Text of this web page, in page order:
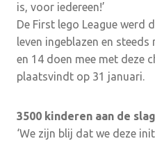
is, voor iedereen!’
De First lego League werd
leven ingeblazen en
en 14 doen mee met deze
plaatsvindt op 31 januari.
3500 kinderen aan de
‘We zijn blij dat we deze